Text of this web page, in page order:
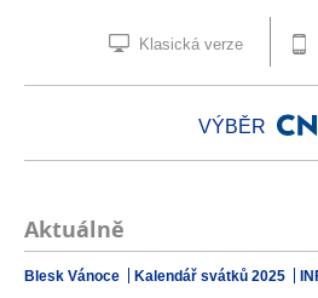
Klasická verze
VÝBĚR
Aktuálně
Blesk Vánoce Kalendář svátků 2025